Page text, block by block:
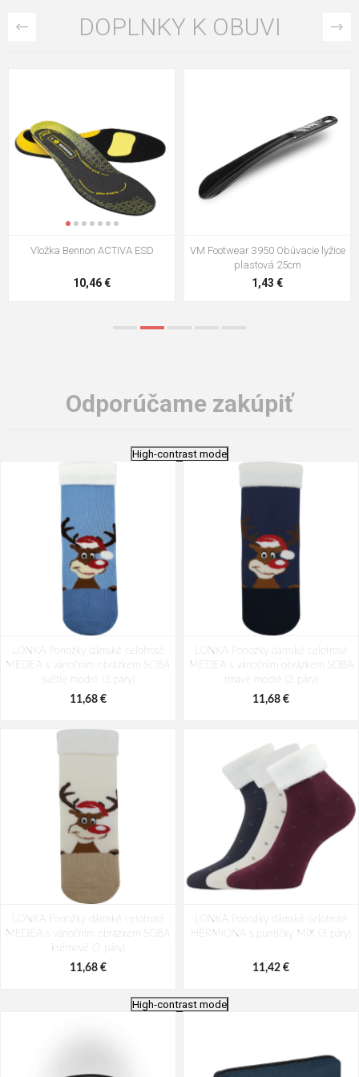
DOPLNKY K OBUVI
VM Footwear 3009 Vkladacia
5,21 €
VM Footwear 3102 Šnúrky ploché
0,79 €
Odporúčame zakúpiť
High-contrast mode
LONKA Ponožky dámské celofroté
MEDEA s vánočním obrázkem SOBA
světle modré (3 páry)
11,68 €
LONKA Ponožky dámské celofroté
MEDEA s vánočním obrázkem SOBA
tmavě modré (3 páry)
11,68 €
LONKA Ponožky dámské celofroté
MEDEA s vánočním obrázkem SOBA
krémové (3 páry)
11,68 €
LONKA Ponožky dámské celofroté
HERMIONA s puntíčky MIX (3 páry)
11,42 €
High-contrast mode